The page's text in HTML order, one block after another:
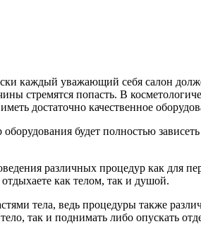
каждый уважающий себя салон
стремятся попасть. В
достаточно качественное
будет полностью
различных процедур как для
как телом, так и душой.
тела, ведь процедуры также
так и поднимать либо опускать